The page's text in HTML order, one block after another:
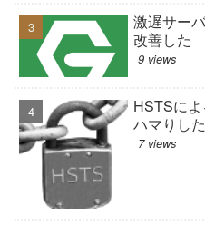
激遅サー
改善した
9 views
HSTSに
ハマりし
7 views